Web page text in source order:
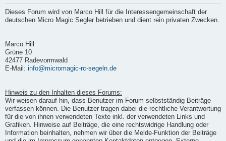
h
Dieses Forum wird von Marco Hill für die Interessengemeinschaft der
deutschen Micro Magic Segler betrieben und dient rein privaten Zwecken.
Marco Hill
Grüne 10
42477 Radevormwald
E-Mail: info@micromagic-rc-segeln.de
Hinweis zu den Inhalten dieses Forums:
Wir weisen darauf hin, dass Benutzer im Forum selbstständig Beiträge
verfassen können. Die Benutzer tragen dabei die rechtliche Verantwortung
für die von ihnen verwendeten Texte inkl. der verwendeten Links und
Grafiken. Hinweise auf Beiträge, die eine rechtswidrige Handlung oder
Information beinhalten, nehmen wir über die Melde-Funktion der Beiträge